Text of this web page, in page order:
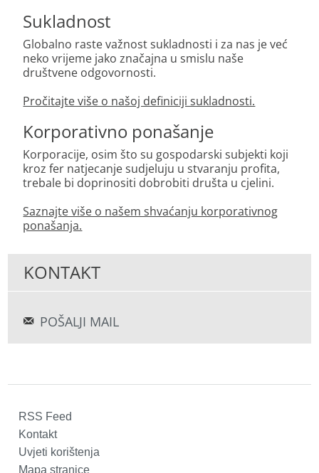
Sukladnost
Globalno raste važnost sukladnosti i za nas je već
neko vrijeme jako značajna u smislu naše
društvene odgovornosti.
Pročitajte više o našoj definiciji sukladnosti.
Korporativno ponašanje
Korporacije, osim što su gospodarski subjekti koji
kroz fer natjecanje sudjeluju u stvaranju profita,
trebale bi doprinositi dobrobiti društa u cjelini.
Saznajte više o našem shvaćanju korporativnog
ponašanja.
KONTAKT
POŠALJI MAIL
RSS Feed
Kontakt
Uvjeti korištenja
Mapa stranice